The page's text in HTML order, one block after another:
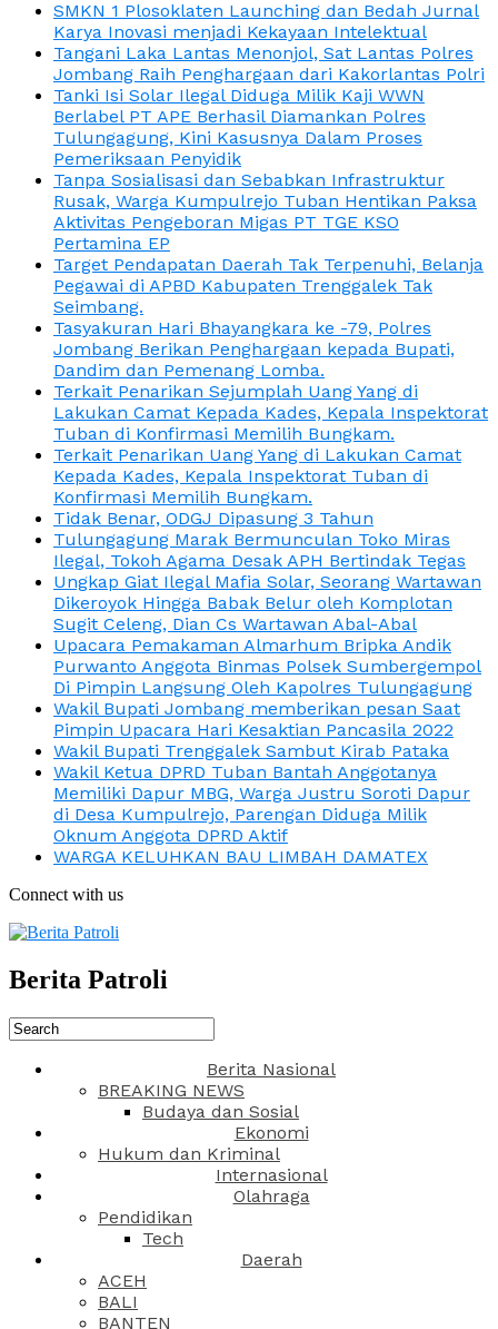
SMKN 1 Plosoklaten Launching dan Bedah Jurnal
Karya Inovasi menjadi Kekayaan Intelektual
Tangani Laka Lantas Menonjol, Sat Lantas Polres
Jombang Raih Penghargaan dari Kakorlantas Polri
Tanki Isi Solar Ilegal Diduga Milik Kaji WWN
Berlabel PT APE Berhasil Diamankan Polres
Tulungagung, Kini Kasusnya Dalam Proses
Pemeriksaan Penyidik
Tanpa Sosialisasi dan Sebabkan Infrastruktur
Rusak, Warga Kumpulrejo Tuban Hentikan Paksa
Aktivitas Pengeboran Migas PT TGE KSO
Pertamina EP
Target Pendapatan Daerah Tak Terpenuhi, Belanja
Pegawai di APBD Kabupaten Trenggalek Tak
Seimbang.
Tasyakuran Hari Bhayangkara ke -79, Polres
Jombang Berikan Penghargaan kepada Bupati,
Dandim dan Pemenang Lomba.
Terkait Penarikan Sejumplah Uang Yang di
Lakukan Camat Kepada Kades, Kepala Inspektorat
Tuban di Konfirmasi Memilih Bungkam.
Terkait Penarikan Uang Yang di Lakukan Camat
Kepada Kades, Kepala Inspektorat Tuban di
Konfirmasi Memilih Bungkam.
Tidak Benar, ODGJ Dipasung 3 Tahun
Tulungagung Marak Bermunculan Toko Miras
Ilegal, Tokoh Agama Desak APH Bertindak Tegas
Ungkap Giat Ilegal Mafia Solar, Seorang Wartawan
Dikeroyok Hingga Babak Belur oleh Komplotan
Sugit Celeng, Dian Cs Wartawan Abal-Abal
Upacara Pemakaman Almarhum Bripka Andik
Purwanto Anggota Binmas Polsek Sumbergempol
Di Pimpin Langsung Oleh Kapolres Tulungagung
Wakil Bupati Jombang memberikan pesan Saat
Pimpin Upacara Hari Kesaktian Pancasila 2022
Wakil Bupati Trenggalek Sambut Kirab Pataka
Wakil Ketua DPRD Tuban Bantah Anggotanya
Memiliki Dapur MBG, Warga Justru Soroti Dapur
di Desa Kumpulrejo, Parengan Diduga Milik
Oknum Anggota DPRD Aktif
WARGA KELUHKAN BAU LIMBAH DAMATEX
Connect with us
Berita Patroli
Berita Nasional
BREAKING NEWS
Budaya dan Sosial
Ekonomi
Hukum dan Kriminal
Internasional
Olahraga
Pendidikan
Tech
Daerah
ACEH
BALI
BANTEN